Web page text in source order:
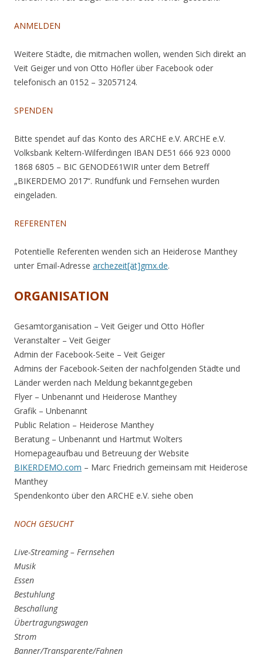
ANMELDEN
Weitere Städte, die mitmachen wollen, wenden Sich direkt an
Veit Geiger und von Otto Höfler über Facebook oder
telefonisch an 0152 – 32057124.
SPENDEN
Bitte spendet auf das Konto des ARCHE e.V. ARCHE e.V.
Volksbank Keltern-Wilferdingen IBAN DE51 666 923 0000
1868 6805 – BIC GENODE61WIR unter dem Betreff
„BIKERDEMO 2017“. Rundfunk und Fernsehen wurden
eingeladen.
REFERENTEN
Potentielle Referenten wenden sich an Heiderose Manthey
unter Email-Adresse archezeit[ät]gmx.de.
ORGANISATION
Gesamtorganisation – Veit Geiger und Otto Höfler
Veranstalter – Veit Geiger
Admin der Facebook-Seite – Veit Geiger
Admins der Facebook-Seiten der nachfolgenden Städte und
Länder werden nach Meldung bekanntgegeben
Flyer – Unbenannt und Heiderose Manthey
Grafik – Unbenannt
Public Relation – Heiderose Manthey
Beratung – Unbenannt und Hartmut Wolters
Homepageaufbau und Betreuung der Website
BIKERDEMO.com – Marc Friedrich gemeinsam mit Heiderose
Manthey
Spendenkonto über den ARCHE e.V. siehe oben
NOCH GESUCHT
Live-Streaming – Fernsehen
Musik
Essen
Bestuhlung
Beschallung
Übertragungswagen
Strom
Banner/Transparente/Fahnen